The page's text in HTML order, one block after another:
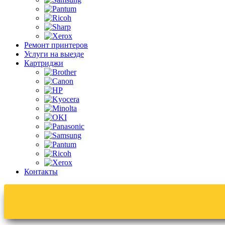
Ремонт принтеров
Услуги на выезде
Картриджи
Контакты